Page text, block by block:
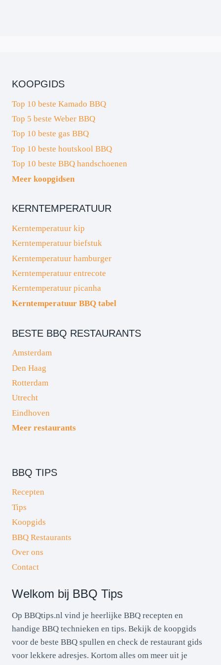
KOOPGIDS
Top 10 beste Kamado BBQ
Top 5 beste Weber BBQ
Top 10 beste gas BBQ
Top 10 beste houtskool BBQ
Top 10 beste BBQ handschoenen
Meer koopgidsen
KERNTEMPERATUUR
Kerntemperatuur kip
Kerntemperatuur biefstuk
Kerntemperatuur hamburger
Kerntemperatuur entrecote
Kerntemperatuur picanha
Kerntemperatuur BBQ tabel
BESTE BBQ RESTAURANTS
Amsterdam
Den Haag
Rotterdam
Utrecht
Eindhoven
Meer restaurants
BBQ TIPS
Recepten
Tips
Koopgids
BBQ Restaurants
Over ons
Contact
Welkom bij BBQ Tips
Op BBQtips.nl vind je heerlijke BBQ recepten en
handige BBQ technieken en tips. Bekijk de koopgids
voor de beste BBQ spullen en check de restaurant gids
voor lekkere adresjes. Kortom alles om meer uit je